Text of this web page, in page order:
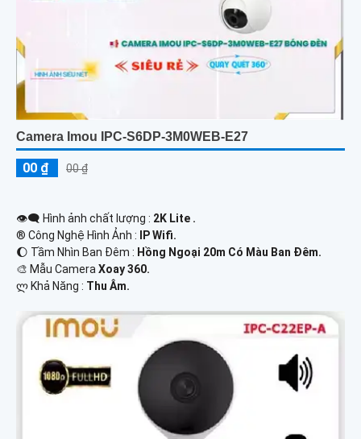
Camera Imou IPC-S6DP-3M0WEB-E27
00 ₫ 00 ₫
👁️‍🗨 Hình ảnh chất lượng : 2K Lite .
®️ Công Nghệ Hình Ảnh :
IP Wifi.
🌔 Tầm Nhìn Ban Đêm : Hồng Ngoại 20m Có Màu Ban Đêm.
🎨 Mẫu Camera Xoay 360.
️ლ Khả Năng : Thu Âm.